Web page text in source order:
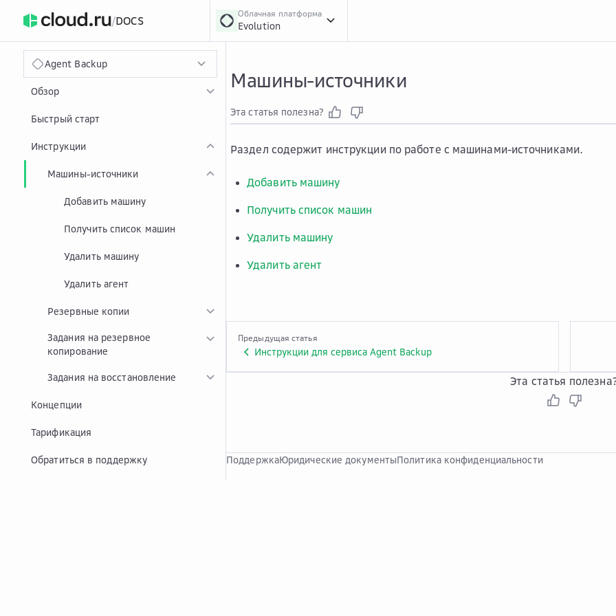
/DOCS
Облачная платформа
Evolution
Agent Backup
Обзор
Быстрый старт
Инструкции
Машины-источники
Добавить машину
Получить список машин
Удалить машину
Удалить агент
Резервные копии
Задания на резервное
копирование
Задания на восстановление
Концепции
Тарификация
Обратиться в поддержку
Машины-источники
Эта статья полезна?
Раздел содержит инструкции по работе с машинами-источниками.
Добавить машину
Получить список машин
Удалить машину
Удалить агент
Предыдущая статья
Инструкции для сервиса Agent Backup
Эта статья
ПоддержкаЮридические документыПолитика конфиденциальности